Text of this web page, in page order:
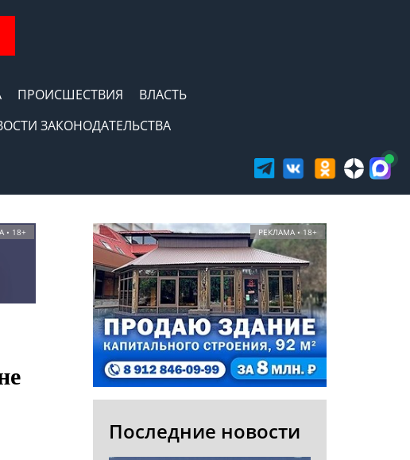
ПРОИСШЕСТВИЯ
ВЛАСТЬ
ЗАКОНОДАТЕЛЬСТВА
• 18+ РЕКЛАМА • 18+
Последние новости